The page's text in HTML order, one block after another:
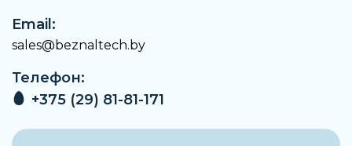
Email:
sales@beznaltech.by
Телефон:
+375 (29) 81-81-171